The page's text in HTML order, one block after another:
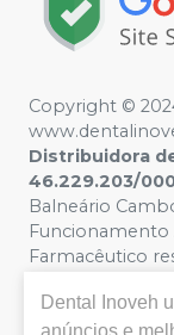
Copyright ©
Distribuidora
46.229.203/
Balneário
Funcionamento
Farmacêutico
ilustrativas - Os
Dental Inoveh
anúncios e